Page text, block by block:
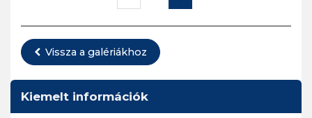
Vissza a galériákhoz
Kiemelt információk